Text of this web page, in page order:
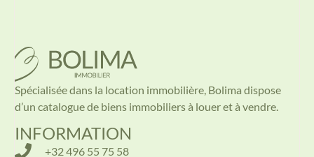
Spécialisée dans la location immobilière, Bolima dispose
d’un catalogue de biens immobiliers à louer et à vendre.
INFORMATION
+32 496 55 75 58